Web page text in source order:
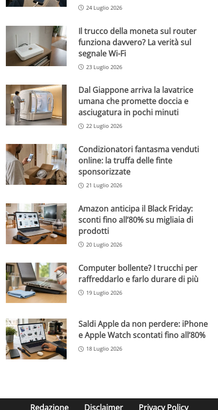
24 Luglio 2026
Il trucco della moneta sul router
funziona davvero? La verità sul
segnale Wi-Fi
23 Luglio 2026
Dal Giappone arriva la lavatrice
umana che promette doccia e
asciugatura in pochi minuti
22 Luglio 2026
Condizionatori fantasma venduti
online: la truffa delle finte
sponsorizzate
21 Luglio 2026
Amazon anticipa il Black Friday:
sconti fino all’80% su migliaia di
prodotti
20 Luglio 2026
Computer bollente? I trucchi per
raffreddarlo e farlo durare di più
19 Luglio 2026
Saldi Apple da non perdere: iPhone
e Apple Watch scontati fino all’80%
18 Luglio 2026
Redazione Disclaimer Privacy Policy